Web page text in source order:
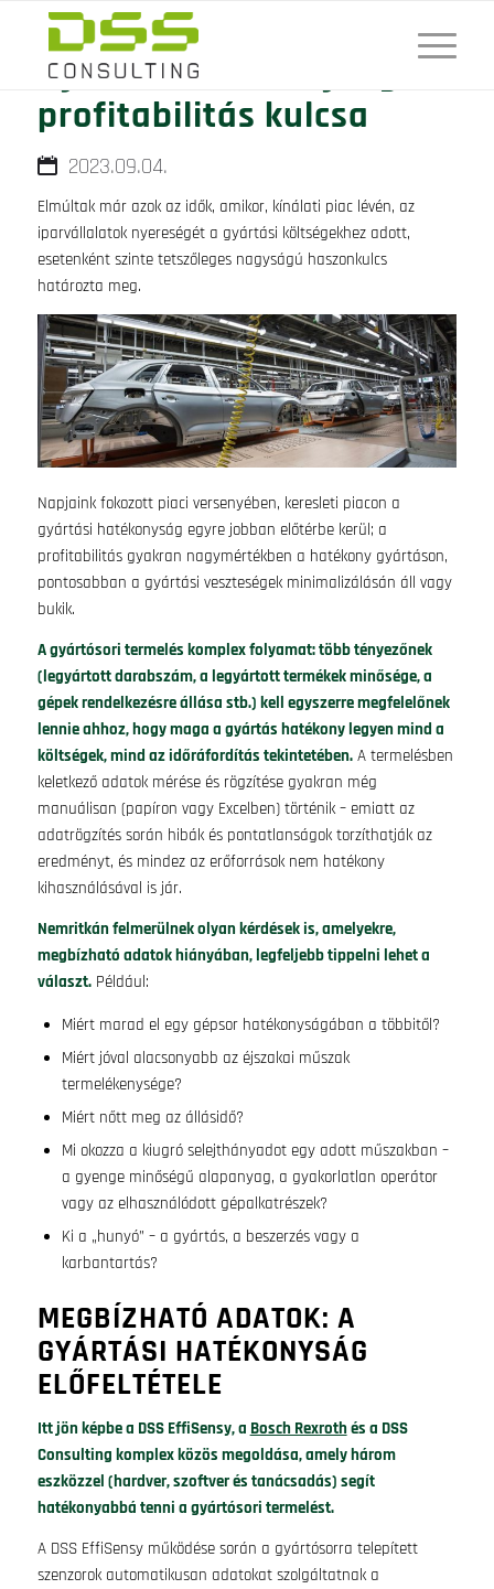
Gyártási hatékonyság: a
profitabilitás kulcsa
2023.09.04.
Elmúltak már azok az idők, amikor, kínálati piac lévén, az
iparvállalatok nyereségét a gyártási költségekhez adott,
esetenként szinte tetszőleges nagyságú haszonkulcs
határozta meg.
Napjaink fokozott piaci versenyében, keresleti piacon a
gyártási hatékonyság egyre jobban előtérbe kerül; a
profitabilitás gyakran nagymértékben a hatékony gyártáson,
pontosabban a gyártási veszteségek minimalizálásán áll vagy
bukik.
A gyártósori termelés komplex folyamat: több tényezőnek
(legyártott darabszám, a legyártott termékek minősége, a
gépek rendelkezésre állása stb.) kell egyszerre megfelelőnek
lennie ahhoz, hogy maga a gyártás hatékony legyen mind a
költségek, mind az időráfordítás tekintetében.A termelésben
keletkező adatok mérése és rögzítése gyakran még
manuálisan (papíron vagy Excelben) történik – emiatt az
adatrögzítés során hibák és pontatlanságok torzíthatják az
eredményt, és mindez az erőforrások nem hatékony
kihasználásával is jár.
Nemritkán felmerülnek olyan kérdések is, amelyekre,
megbízható adatok hiányában, legfeljebb tippelni lehet a
választ.Például:
Miért marad el egy gépsor hatékonyságában a többitől?
Miért jóval alacsonyabb az éjszakai műszak
termelékenysége?
Miért nőtt meg az állásidő?
Mi okozza a kiugró selejthányadot egy adott műszakban –
a gyenge minőségű alapanyag, a gyakorlatlan operátor
vagy az elhasználódott gépalkatrészek?
Ki a „hunyó” – a gyártás, a beszerzés vagy a
karbantartás?
MEGBÍZHATÓ ADATOK: A
GYÁRTÁSI HATÉKONYSÁG
ELŐFELTÉTELE
Itt jön képbe a DSS EffiSensy, a Bosch Rexrothés a DSS
Consulting komplex közös megoldása, amely három
eszközzel (hardver, szoftver és tanácsadás) segít
hatékonyabbá tenni a gyártósori termelést.
A DSS EffiSensy működése során a gyártósorra telepített
szenzorok automatikusan adatokat szolgáltatnak a